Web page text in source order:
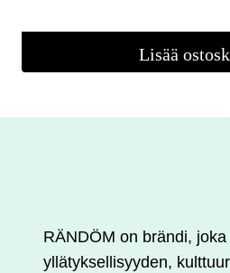
Lisää
RÄNDÖM on brändi,
yllätyksellisyyden,